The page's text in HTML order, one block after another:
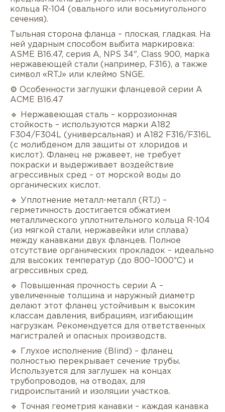
кольца R-104 (овального или восьмиугольного
сечения).
Тыльная сторона фланца – плоская, гладкая. На
ней ударным способом выбита маркировка:
ASME B16.47, серия A, NPS 34", Class 900, марка
нержавеющей стали (например, F316), а также
символ «RTJ» или клеймо SNGE.
⚙️ Особенности заглушки фланцевой серии А
АСМЕ В16.47
🔹 Нержавеющая сталь – коррозионная
стойкость – используются марки A182
F304/F304L (универсальная) и A182 F316/F316L
(с молибденом для защиты от хлоридов и
кислот). Фланец не ржавеет, не требует
покраски и выдерживает воздействие
агрессивных сред – от морской воды до
органических кислот.
🔹 Уплотнение металл-металл (RTJ) –
герметичность достигается обжатием
металлического уплотнительного кольца R-104
(из мягкой стали, нержавейки или сплава)
между канавками двух фланцев. Полное
отсутствие органических прокладок – идеально
для высоких температур (до 800–1000°C) и
агрессивных сред.
🔹 Повышенная прочность серии A –
увеличенные толщина и наружный диаметр
делают этот фланец устойчивым к высоким
классам давления, вибрациям, изгибающим
нагрузкам. Рекомендуется для ответственных
магистралей и опасных производств.
🔹 Глухое исполнение (Blind) – фланец
полностью перекрывает сечение трубы.
Используется для заглушек на концах
трубопроводов, на отводах, для
гидроиспытаний и изоляции участков.
🔹 Точная геометрия канавки – каждая канавка